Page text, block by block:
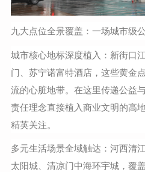
九大点位全景覆盖：一场城市级
城市核心地标深度植入：新街口
门、苏宁诺富特酒店，这些黄金
流的心脏地带。在这里传递公益
责任理念直接植入商业文明的高
精英关注。
多元生活场景全域触达：河西清
太阳城、清凉门中海环宇城，覆